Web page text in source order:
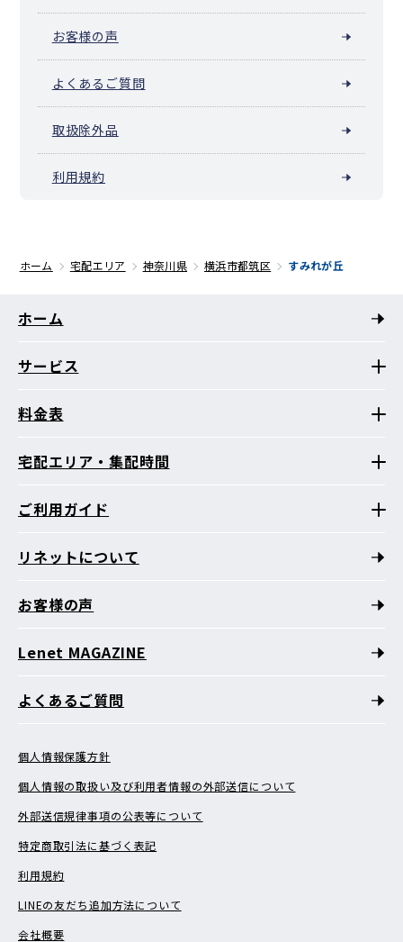
お客様の声
よくあるご質問
取扱除外品
利用規約
ホーム 宅配エリア 神奈川県 横浜市都筑区 すみれが丘
ホーム
サービス
料金表
宅配エリア・集配時間
ご利用ガイド
リネットについて
お客様の声
Lenet MAGAZINE
よくあるご質問
個人情報保護方針
個人情報の取扱い及び利用者情報の外部送信について
外部送信規律事項の公表等について
特定商取引法に基づく表記
利用規約
LINEの友だち追加方法について
会社概要